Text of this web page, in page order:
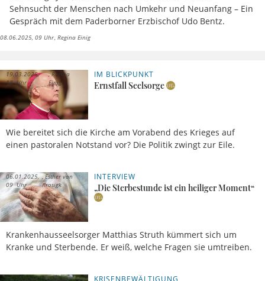
Sehnsucht der Menschen nach Umkehr und Neuanfang – Ein
Gespräch mit dem Paderborner Erzbischof Udo Bentz.
08.06.2025, 09 Uhr Regina Einig
IM BLICKPUNKT
Ernstfall Seelsorge
Wie bereitet sich die Kirche am Vorabend des Krieges auf
einen pastoralen Notstand vor? Die Politik zwingt zur Eile.
19.03.2025,
18 Uhr
Regina
Einig
INTERVIEW
„Die Sterbestunde ist ein heiliger Moment“
Krankenhausseelsorger Matthias Struth kümmert sich um
Kranke und Sterbende. Er weiß, welche Fragen sie umtreiben.
06.01.2025,
09 Uhr
Esther von
Krosigk
KRISENBEWÄLTIGUNG
31.10.2024, Elisabeth